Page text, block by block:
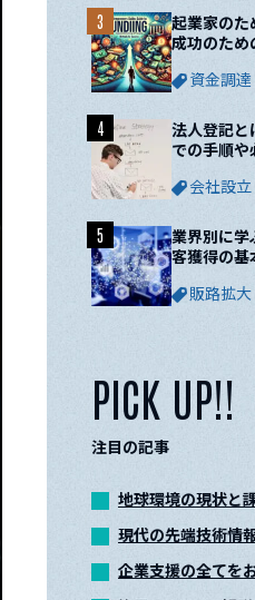
起業家のた
成功のため
資金調達
3
法人登記と
での手順
会社設立
4
業界別に学
客獲得の基
販路拡大
5
PICK UP!!
注目の記事
地球環境の現状と
現代の先端技術情
企業支援の全てを